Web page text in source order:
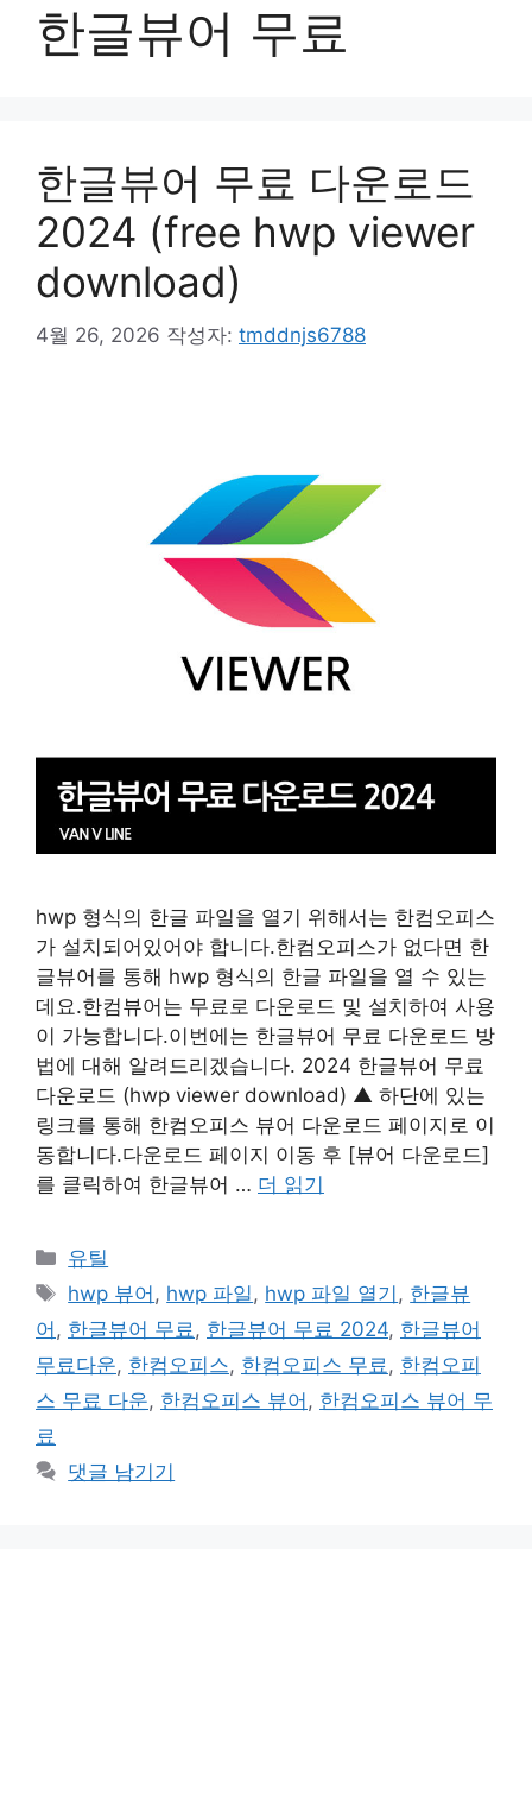
한글뷰어 무료
한글뷰어 무료 다운로드
2024 (free hwp viewer
download)
4월 26, 2026 작성자: tmddnjs6788
hwp 형식의 한글 파일을 열기 위해서는 한컴오피스
가 설치되어있어야 합니다.한컴오피스가 없다면 한
글뷰어를 통해 hwp 형식의 한글 파일을 열 수 있는
데요.한컴뷰어는 무료로 다운로드 및 설치하여 사용
이 가능합니다.이번에는 한글뷰어 무료 다운로드 방
법에 대해 알려드리겠습니다. 2024 한글뷰어 무료
다운로드 (hwp viewer download) ▲ 하단에 있는
링크를 통해 한컴오피스 뷰어 다운로드 페이지로 이
동합니다.다운로드 페이지 이동 후 [뷰어 다운로드]
를 클릭하여 한글뷰어 … 더 읽기
카
테
리
유틸
태
그
hwp 뷰어 , hwp 파일 , hwp 파일 열기 , 한글뷰
어 , 한글뷰어 무료 , 한글뷰어 무료 2024, 한글뷰어
무료다운, 한컴오피스, 한컴오피스 무료 , 한컴오피
스 무료 다운, 한컴오피스 뷰어 , 한컴오피스 뷰어 무
료
댓글 남기기